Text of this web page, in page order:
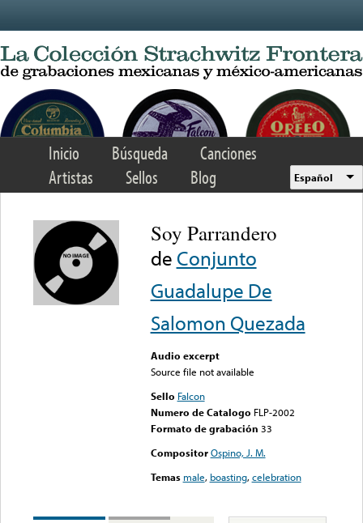
Inicio Búsqueda
Canciones
Artistas
Sellos Blog Español
Soy Parrandero
de Conjunto
Guadalupe De
Salomon Quezada
Audio excerpt
Source file not available
Sello Falcon
Numero de Catalogo FLP-2002
Formato de grabación 33
Compositor Ospino, J. M.
Temas male, boasting,celebration